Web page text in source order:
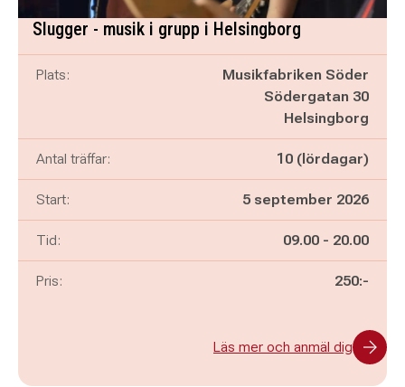
Slugger - musik i grupp i Helsingborg
Plats:
Musikfabriken Söder
Södergatan 30
Helsingborg
Antal träffar: 10 (lördagar)
Start: 5 september 2026
Tid: Pågår mellan
09.00 - och
20.00
Pris: 250:-
Läs mer och anmäl dig